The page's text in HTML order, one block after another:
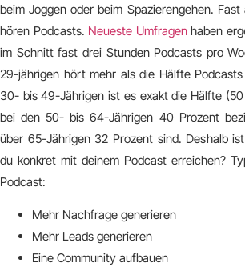
beim Joggen oder beim Spazierengehen. Fast
hören Podcasts. Neueste Umfragenhaben
im Schnitt fast drei Stunden Podcasts pro
29-jährigen hört mehr als die Hälfte
30- bis 49-Jährigen ist es exakt die Hälfte
bei den 50- bis 64-Jährigen 40 Prozent
über 65-Jährigen 32 Prozent sind. Deshalb
du konkret mit deinem Podcast erreichen?
Podcast:
Mehr Nachfrage generieren
Mehr Leads generieren
Eine Community aufbauen